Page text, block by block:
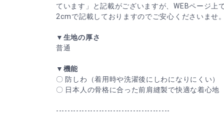
ています」と記載がございますが、WEBページ上
2cmで記載しておりますのでご安心くださいませ
▼生地の厚さ
普通
▼機能
〇 防しわ（着用時や洗濯後にしわになりにくい）
〇 日本人の骨格に合った前肩縫製で快適な着心地
----------------------------------------